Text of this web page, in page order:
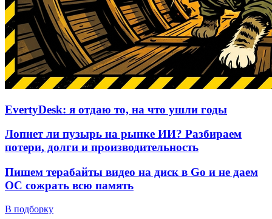
EvertyDesk: я отдаю то, на что ушли годы
Лопнет ли пузырь на рынке ИИ? Разбираем
потери, долги и производительность
Пишем терабайты видео на диск в Go и не даем
ОС сожрать всю память
В подборку